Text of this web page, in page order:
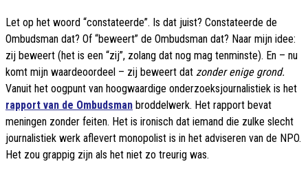
Let op het woord “constateerde”. Is dat juist? Constateerde de
Ombudsman dat? Of “beweert” de Ombudsman dat? Naar mijn idee:
zij beweert (het is een “zij”, zolang dat nog mag tenminste). En – nu
komt mijn waardeoordeel – zij beweert dat zonder enige grond.
Vanuit het oogpunt van hoogwaardige onderzoeksjournalistiek is het
rapport van de Ombudsman broddelwerk. Het rapport bevat
meningen zonder feiten. Het is ironisch dat iemand die zulke slecht
journalistiek werk aflevert monopolist is in het adviseren van de NPO.
Het zou grappig zijn als het niet zo treurig was.